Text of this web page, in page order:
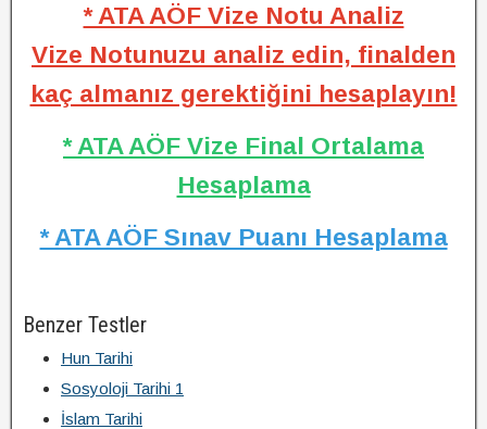
* ATA AÖF Vize Notu Analiz
Vize Notunuzu analiz edin, finalden
kaç almanız gerektiğini hesaplayın!
* ATA AÖF Vize Final Ortalama
Hesaplama
* ATA AÖF Sınav Puanı Hesaplama
Benzer Testler
Hun Tarihi
Sosyoloji Tarihi 1
İslam Tarihi